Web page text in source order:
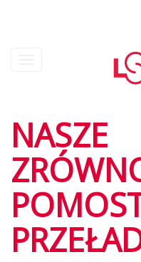
User
account
menu
NASZE